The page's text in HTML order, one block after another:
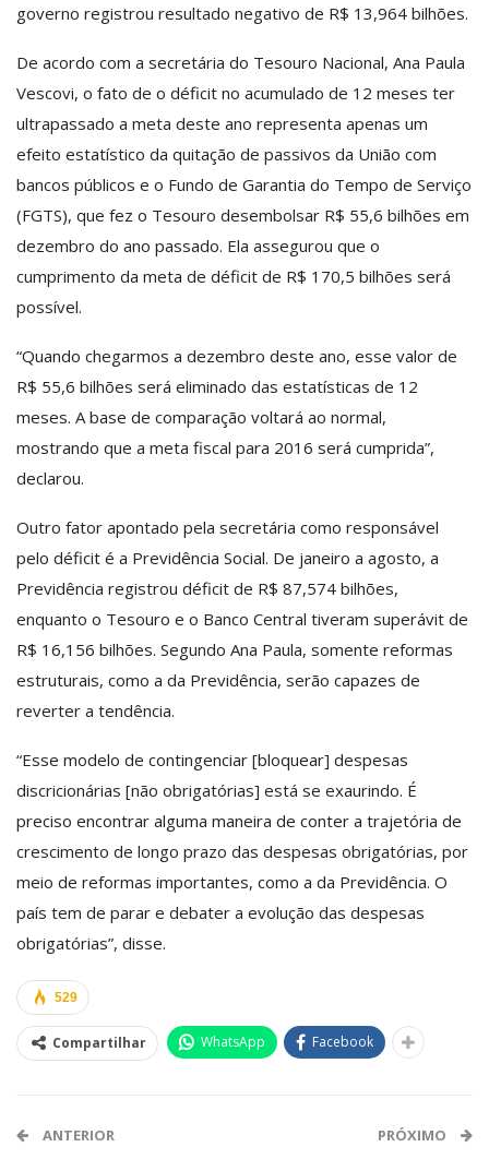
governo registrou resultado negativo de R$ 13,964 bilhões.
De acordo com a secretária do Tesouro Nacional, Ana Paula
Vescovi, o fato de o déficit no acumulado de 12 meses ter
ultrapassado a meta deste ano representa apenas um
efeito estatístico da quitação de passivos da União com
bancos públicos e o Fundo de Garantia do Tempo de Serviço
(FGTS), que fez o Tesouro desembolsar R$ 55,6 bilhões em
dezembro do ano passado. Ela assegurou que o
cumprimento da meta de déficit de R$ 170,5 bilhões será
possível.
“Quando chegarmos a dezembro deste ano, esse valor de
R$ 55,6 bilhões será eliminado das estatísticas de 12
meses. A base de comparação voltará ao normal,
mostrando que a meta fiscal para 2016 será cumprida”,
declarou.
Outro fator apontado pela secretária como responsável
pelo déficit é a Previdência Social. De janeiro a agosto, a
Previdência registrou déficit de R$ 87,574 bilhões,
enquanto o Tesouro e o Banco Central tiveram superávit de
R$ 16,156 bilhões. Segundo Ana Paula, somente reformas
estruturais, como a da Previdência, serão capazes de
reverter a tendência.
“Esse modelo de contingenciar [bloquear] despesas
discricionárias [não obrigatórias] está se exaurindo. É
preciso encontrar alguma maneira de conter a trajetória de
crescimento de longo prazo das despesas obrigatórias, por
meio de reformas importantes, como a da Previdência. O
país tem de parar e debater a evolução das despesas
obrigatórias”, disse.
529
Compartilhar WhatsApp Facebook
ANTERIOR PRÓXIMO